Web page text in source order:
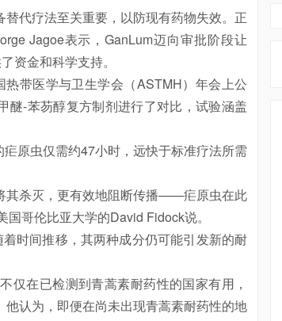
代疗法至关重要，以防现有药物失效。正
Jagoe表示，GanLum迈向审批阶段让
资金和科学支持。
带医学与卫生学会（ASTMH）年会上公
-苯芴醇复方制剂进行了对比，试验涵盖
原虫仅需约47小时，远快于标准疗法所需
杀灭，更有效地阻断传播——疟原虫在此
哥伦比亚大学的David Fidock说。
时间推移，其两种成分仍可能引发新的耐
在已检测到青蒿素耐药性的国家有用，
认为，即便在尚未出现青蒿素耐药性的地